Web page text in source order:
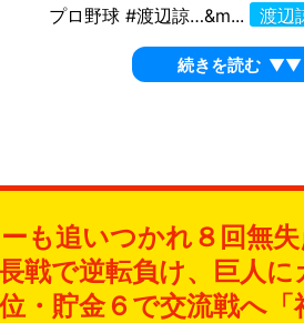
プロ野球 #渡辺諒…&m...
渡辺
続きを読む ▼▼
も追いつかれ８回無
戦で逆転負け、巨人に
・貯金６で交流戦へ「